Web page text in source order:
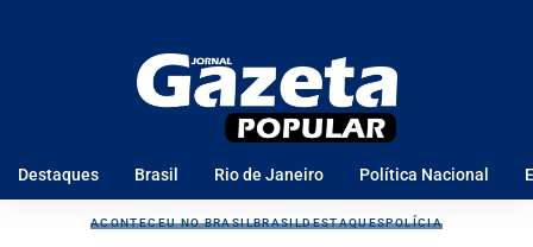
Destaques Brasil Rio de Janeiro Política Nacional
ACONTECEU NO BRASILBRASILDESTAQUESPOLÍCIA